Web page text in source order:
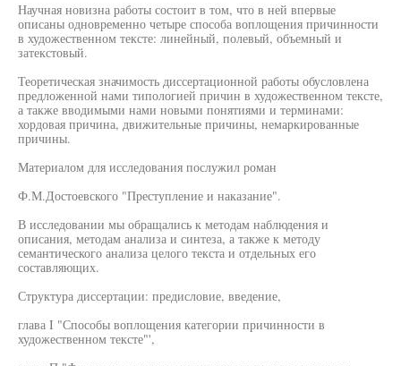
Научная новизна работы состоит в том, что в ней впервые
описаны одновременно четыре способа воплощения причинности
в художественном тексте: линейный, полевый, объемный и
затекстовый.
Теоретическая значимость диссертационной работы обусловлена
предложенной нами типологией причин в художественном тексте,
а также вводимыми нами новыми понятиями и терминами:
хордовая причина, движительные причины, немаркированные
причины.
Материалом для исследования послужил роман
Ф.М.Достоевского "Преступление и наказание".
В исследовании мы обращались к методам наблюдения и
описания, методам анализа и синтеза, а также к методу
семантического анализа целого текста и отдельных его
составляющих.
Структура диссертации: предисловие, введение,
глава I "Способы воплощения категории причинности в
художественном тексте"',